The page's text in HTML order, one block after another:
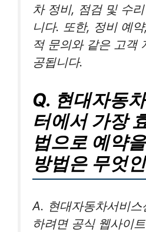
차 정비, 점검 및 수
니다. 또한, 정비 예
적 문의와 같은 고객
공됩니다.
Q. 현대자동
터에서 가장
법으로 예약
방법은 무엇
A. 현대자동차서비
하려면 공식 웹사이